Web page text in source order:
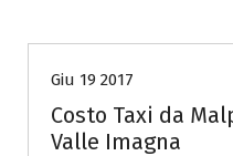
Giu 19 2017
Costo Taxi da
Valle Imagna